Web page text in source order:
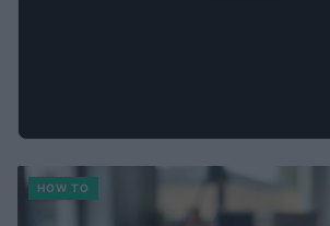
HOW TO